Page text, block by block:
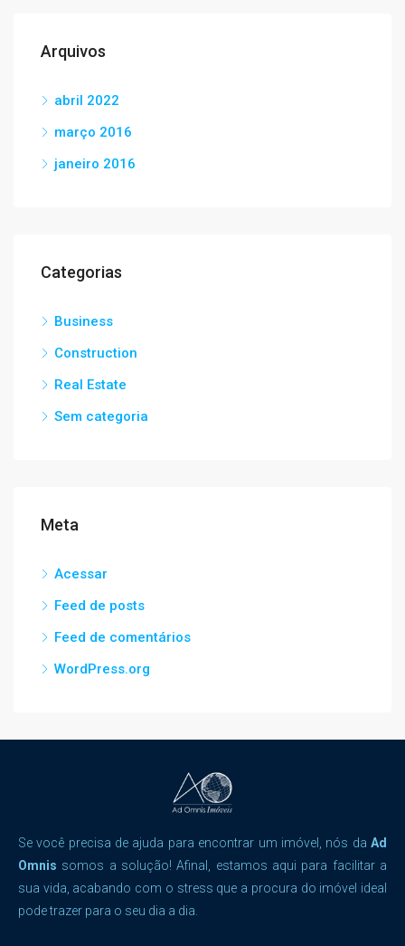
Arquivos
abril 2022
março 2016
janeiro 2016
Categorias
Business
Construction
Real Estate
Sem categoria
Meta
Acessar
Feed de posts
Feed de comentários
WordPress.org
Se você precisa de ajuda para encontrar um imóvel, nós da Ad
Omnis somos a solução! Afinal, estamos aqui para facilitar a
sua vida, acabando com o stress que a procura do imóvel ideal
pode trazer para o seu dia a dia.